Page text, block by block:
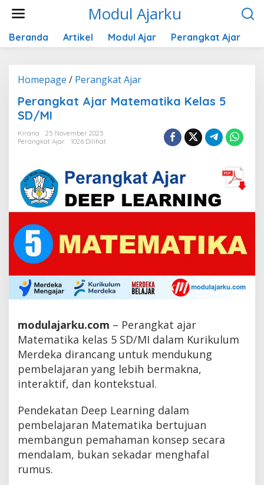
Modul Ajarku
Beranda Artikel Modul Ajar Perangkat Ajar
Homepage / Perangkat AjarPerangkat
Matematika
SD/MI
Perangkat Ajar Matematika Kelas 5
SD/MI
Kirana
25 November 2025
Perangkat Ajar
1026 Dilihat
modulajarku.com – Perangkat ajar
Matematika kelas 5 SD/MI dalam Kurikulum
Merdeka dirancang untuk mendukung
pembelajaran yang lebih bermakna,
interaktif, dan kontekstual.
Pendekatan Deep Learning dalam
pembelajaran Matematika bertujuan
membangun pemahaman konsep secara
mendalam, bukan sekadar menghafal
rumus.